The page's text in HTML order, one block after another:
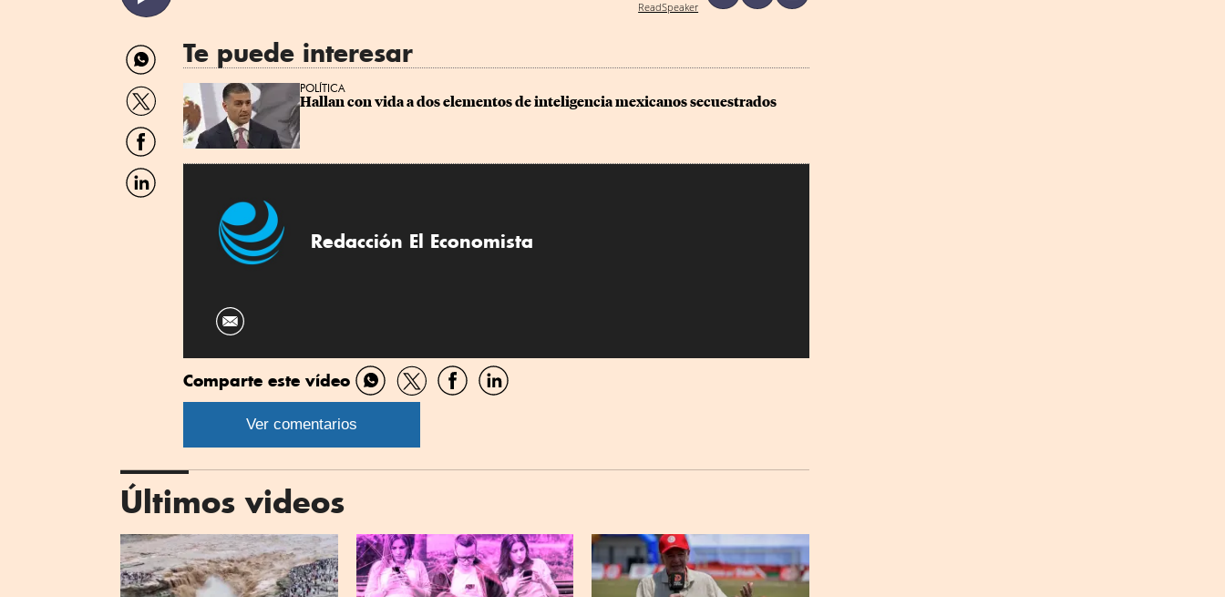
ReadSpeaker
Compartir
por
WhatsApp
Compartir
por
Twitter
Compartir
por
Facebook
Compartir
por
Te puede interesar
POLÍTICA
Hallan con vida a dos elementos de inteligencia mexicanos secuestrados
Redacción El Economista
Comparte este vídeo
Compartir
por
Compartir
por
CompartirCompartir
Ver comentarios
Últimos videos